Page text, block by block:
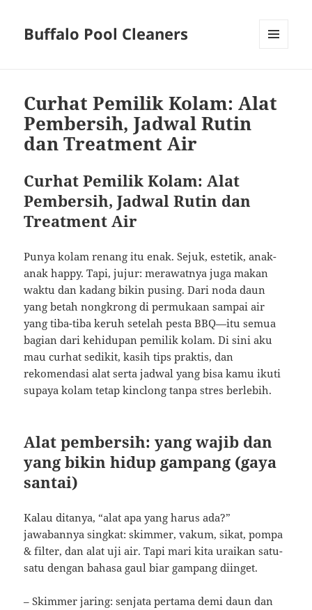
Buffalo Pool Cleaners
Curhat Pemilik Kolam: Alat
Pembersih, Jadwal Rutin
dan Treatment Air
Curhat Pemilik Kolam: Alat
Pembersih, Jadwal Rutin dan
Treatment Air
Punya kolam renang itu enak. Sejuk, estetik, anak-
anak happy. Tapi, jujur: merawatnya juga makan
waktu dan kadang bikin pusing. Dari noda daun
yang betah nongkrong di permukaan sampai air
yang tiba-tiba keruh setelah pesta BBQ—itu semua
bagian dari kehidupan pemilik kolam. Di sini aku
mau curhat sedikit, kasih tips praktis, dan
rekomendasi alat serta jadwal yang bisa kamu ikuti
supaya kolam tetap kinclong tanpa stres berlebih.
Alat pembersih: yang wajib dan
yang bikin hidup gampang (gaya
santai)
Kalau ditanya, “alat apa yang harus ada?”
jawabannya singkat: skimmer, vakum, sikat, pompa
& filter, dan alat uji air. Tapi mari kita uraikan satu-
satu dengan bahasa gaul biar gampang diinget.
– Skimmer jaring: senjata pertama demi daun dan